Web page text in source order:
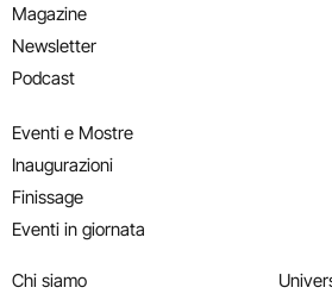
Magazine
Newsletter
Podcast
Eventi e Mostre
Inaugurazioni
Finissage
Eventi in giornata
Chi siamo